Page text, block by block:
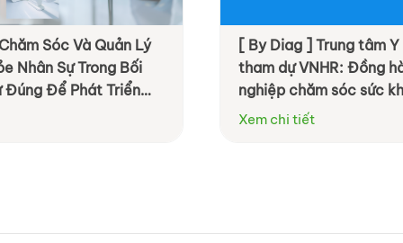
Sóc Và Quản Lý
Nhân Sự Trong Bối
Đúng Để Phát Triển
[ By Diag ] Trung tâm
tham dự VNHR: Đồng
nghiệp chăm sóc sức
chủ động và hiệu quả
Xem chi tiết